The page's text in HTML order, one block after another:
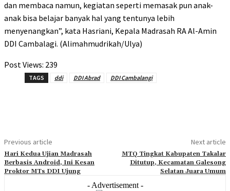
dan membaca namun, kegiatan seperti memasak pun anak-
anak bisa belajar banyak hal yang tentunya lebih
menyenangkan”, kata Hasriani, Kepala Madrasah RA Al-Amin
DDI Cambalagi. (Alimahmudrikah/Ulya)
Post Views: 239
TAGS ddi DDI Abrad DDI Cambalangi
Previous article
Hari Kedua Ujian Madrasah
Berbasis Android, Ini Kesan
Proktor MTs DDI Ujung
Next article
MTQ Tingkat Kabupaten Takalar
Ditutup, Kecamatan Galesong
Selatan Juara Umum
- Advertisement -